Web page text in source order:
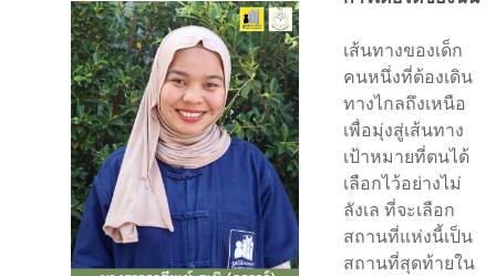
เส้นทางของเด็ก
คนหนึ่งที่ต้องเดิน
ทางไกลถึงเหนือ
เพื่อมุ่งสู่เส้นทาง
เป้าหมายที่ตนได้
เลือกไว้อย่างไม่
ลังเล ที่จะเลือก
สถานที่แห่งนี้เป็น
สถานที่สุดท้ายใน